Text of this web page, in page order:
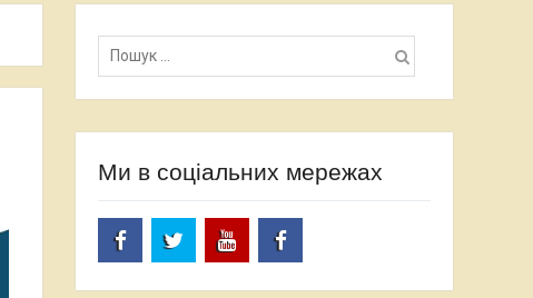
Пошук:
Ми в соціальних мережах